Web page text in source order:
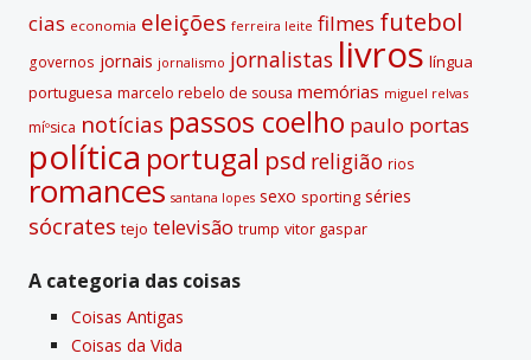
cias economia eleições ferreira leite filmes futebol
governos jornais jornalismo jornalistas livros lí­ngua
portuguesa marcelo rebelo de sousa memórias miguel relvas
míºsica notí­cias passos coelho paulo portas
polí­tica portugal psd religião rios
romances santana lopes sexo sporting séries
sócrates tejo televisão trump vitor gaspar
A categoria das coisas
Coisas Antigas
Coisas da Vida